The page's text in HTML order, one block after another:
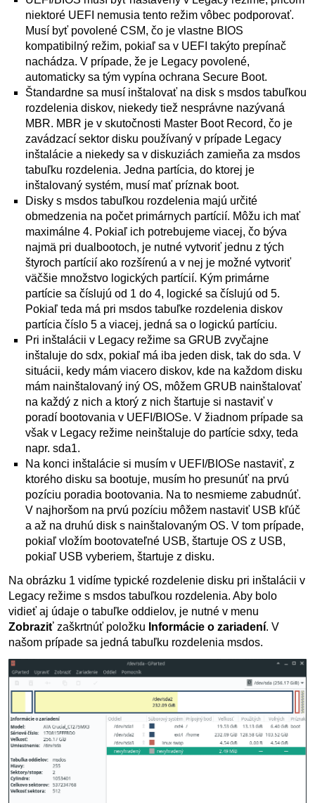
niektoré UEFI nemusia tento režim vôbec podporovať.
Musí byť povolené CSM, čo je vlastne BIOS
kompatibilný režim, pokiaľ sa v UEFI takýto prepínač
nachádza. V prípade, že je Legacy povolené,
automaticky sa tým vypína ochrana Secure Boot.
Štandardne sa musí inštalovať na disk s msdos tabuľkou
rozdelenia diskov, niekedy tiež nesprávne nazývaná
MBR. MBR je v skutočnosti Master Boot Record, čo je
zavádzací sektor disku používaný v prípade Legacy
inštalácie a niekedy sa v diskuziách zamieňa za msdos
tabuľku rozdelenia. Jedna partícia, do ktorej je
inštalovaný systém, musí mať príznak boot.
Disky s msdos tabuľkou rozdelenia majú určité
obmedzenia na počet primárnych partícií. Môžu ich mať
maximálne 4. Pokiaľ ich potrebujeme viacej, čo býva
najmä pri dualbootoch, je nutné vytvoriť jednu z tých
štyroch partícií ako rozšírenú a v nej je možné vytvoriť
väčšie množstvo logických partícií. Kým primárne
partície sa číslujú od 1 do 4, logické sa číslujú od 5.
Pokiaľ teda má pri msdos tabuľke rozdelenia diskov
partícia číslo 5 a viacej, jedná sa o logickú partíciu.
Pri inštalácii v Legacy režime sa GRUB zvyčajne
inštaluje do sdx, pokiaľ má iba jeden disk, tak do sda. V
situácii, kedy mám viacero diskov, kde na každom disku
mám nainštalovaný iný OS, môžem GRUB nainštalovať
na každý z nich a ktorý z nich štartuje si nastaviť v
poradí bootovania v UEFI/BIOSe. V žiadnom prípade sa
však v Legacy režime neinštaluje do partície sdxy, teda
napr. sda1.
Na konci inštalácie si musím v UEFI/BIOSe nastaviť, z
ktorého disku sa bootuje, musím ho presunúť na prvú
pozíciu poradia bootovania. Na to nesmieme zabudnúť.
V najhoršom na prvú pozíciu môžem nastaviť USB kľúč
a až na druhú disk s nainštalovaným OS. V tom prípade,
pokiaľ vložím bootovateľné USB, štartuje OS z USB,
pokiaľ USB vyberiem, štartuje z disku.
Na obrázku 1 vidíme typické rozdelenie disku pri inštalácii v
Legacy režime s msdos tabuľkou rozdelenia. Aby bolo
vidieť aj údaje o tabuľke oddielov, je nutné v menu
Zobraziť zaškrtnúť položku Informácie o zariadení. V
našom prípade sa jedná tabuľku rozdelenia msdos.